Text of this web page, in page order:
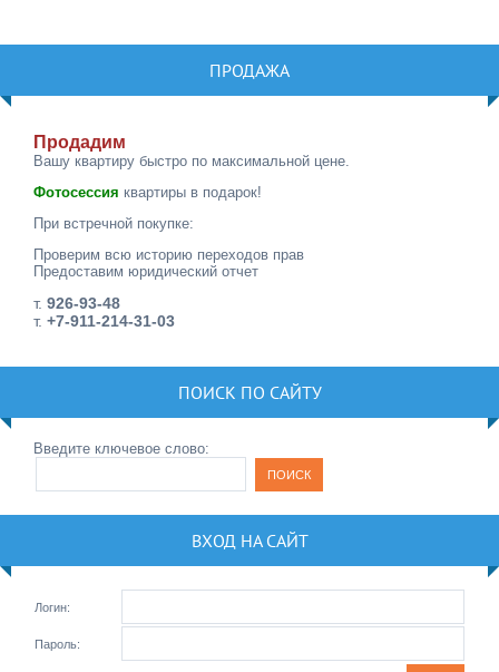
ПРОДАЖА
Продадим
Вашу квартиру быстро по максимальной цене.
Фотосессия квартиры в подарок!
При встречной покупке:
Проверим всю историю переходов прав
Предоставим юридический отчет
т. 926-93-48
т. +7-911-214-31-03
ПОИСК ПО САЙТУ
Введите ключевое слово:
ВХОД НА САЙТ
Логин:
Пароль: